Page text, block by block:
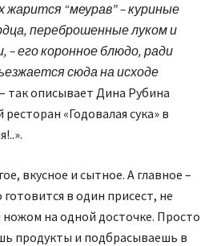
жарится “меурав” – куриные
переброшенные луком и
его коронное блюдо, ради
сюда на исходе
так описывает Дина Рубина
«Годовалая сука» в
вкусное и сытное. А главное –
в один присест, не
на одной досточке. Просто
продукты и подбрасываешь в